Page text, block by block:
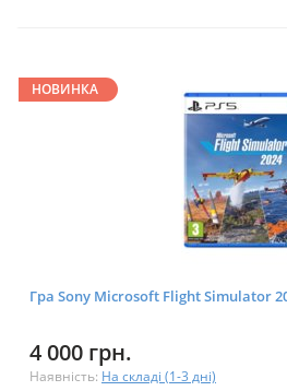
НОВИНКА
Гра Sony Microsoft Flight Simulator
4 000 грн.
Наявність: На складі (1-3 дні)